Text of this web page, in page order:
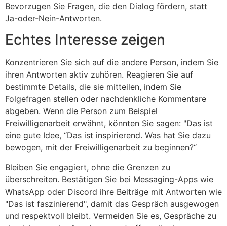
Bevorzugen Sie Fragen, die den Dialog fördern, statt
Ja-oder-Nein-Antworten.
Echtes Interesse zeigen
Konzentrieren Sie sich auf die andere Person, indem Sie
ihren Antworten aktiv zuhören. Reagieren Sie auf
bestimmte Details, die sie mitteilen, indem Sie
Folgefragen stellen oder nachdenkliche Kommentare
abgeben. Wenn die Person zum Beispiel
Freiwilligenarbeit erwähnt, könnten Sie sagen: "Das ist
eine gute Idee, “Das ist inspirierend. Was hat Sie dazu
bewogen, mit der Freiwilligenarbeit zu beginnen?“
Bleiben Sie engagiert, ohne die Grenzen zu
überschreiten. Bestätigen Sie bei Messaging-Apps wie
WhatsApp oder Discord ihre Beiträge mit Antworten wie
"Das ist faszinierend", damit das Gespräch ausgewogen
und respektvoll bleibt. Vermeiden Sie es, Gespräche zu